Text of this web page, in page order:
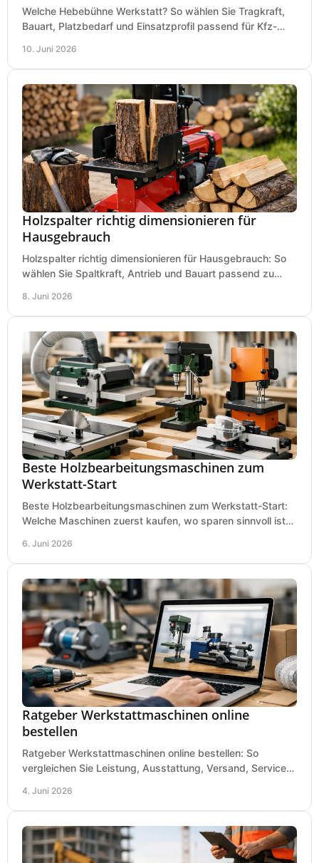
Welche Hebebühne Werkstatt? So wählen Sie Tragkraft,
Bauart, Platzbedarf und Einsatzprofil passend für Kfz-
10. Juni 2026
Holzspalter richtig dimensionieren für
Hausgebrauch
Holzspalter richtig dimensionieren für Hausgebrauch: So
wählen Sie Spaltkraft, Antrieb und Bauart passend zu
8. Juni 2026
Beste Holzbearbeitungsmaschinen zum
Werkstatt-Start
Beste Holzbearbeitungsmaschinen zum Werkstatt-Start:
Welche Maschinen zuerst kaufen, wo sparen sinnvoll ist
6. Juni 2026
Ratgeber Werkstattmaschinen online
bestellen
Ratgeber Werkstattmaschinen online bestellen: So
vergleichen Sie Leistung, Ausstattung, Versand, Service
4. Juni 2026